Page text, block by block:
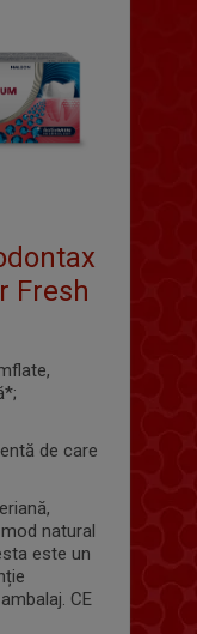
Fresh
de care
natural
este un
CE